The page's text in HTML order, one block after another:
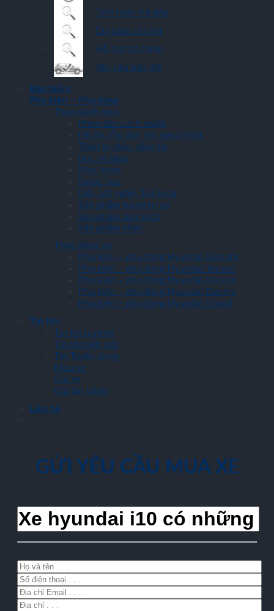
Tính toán trả góp
Dự toán chi phí
Hỗ trợ tài chính
Yêu cầu báo giá
Bảo hiểm
Phụ kiện – Phụ tùng
Theo danh mục
Phim dán cách nhiệt
Đồ da, Ốp dán nội ngoại thất
Thiết bị điện, điện tử
Bọc vô lăng
Móc khóa
Nước hoa
Gối, Lót nghế, Tựa lưng
Sản phẩm trang trí xe
Sản phẩm làm sạch
Sản phẩm khác
Theo dòng xe
Phụ kiện – phụ tùng Hyundai Santafe
Phụ kiện – phụ tùng Hyundai Tucson
Phụ kiện – phụ tùng Hyundai Accent
Phụ kiện – phụ tùng Hyundai Elantra
Phụ kiện – phụ tùng Hyundai Grand
Tin tức
Tin thị trường
Tin khuyến mãi
Tin Tuyển dụng
Màu xe
Giá xe
Giá lăn bánh
Liên hệ
GỬI YÊU CẦU MUA XE